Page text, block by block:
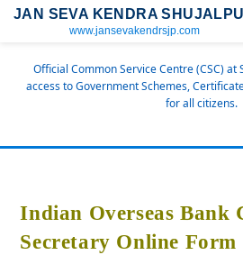
JAN SEVA KENDRA
www.jansevakendrsjp.com
Official Common Service Centre (CSC)
access to Government Schemes,
for all citizens.
Indian Overseas Bank
Secretary Online Form